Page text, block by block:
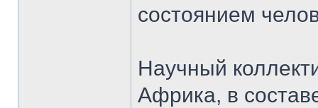
состоянием
Научный
Африка, в